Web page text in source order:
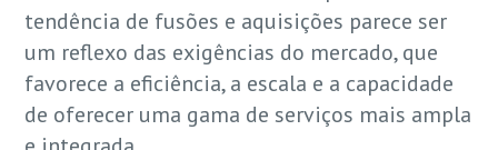
tendência de fusões e aquisições parece ser
um reflexo das exigências do mercado, que
favorece a eficiência, a escala e a capacidade
de oferecer uma gama de serviços mais ampla